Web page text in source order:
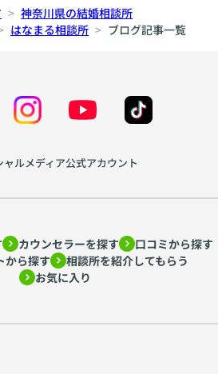
神奈川県の結婚相談所
はなまる相談所 ブログ記事一覧
ルメディア公式アカウント
カウンセラーを探す
口コミから探す
から探す
相談所を紹介してもらう
お気に入り